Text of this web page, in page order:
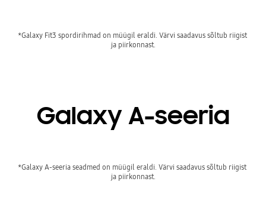
*Galaxy Fit3 spordirihmad on müügil eraldi. Värvi saadavus sõltub riigist
ja piirkonnast.
Galaxy A-seeria
*Galaxy A-seeria seadmed on müügil eraldi. Värvi saadavus sõltub riigist
ja piirkonnast.